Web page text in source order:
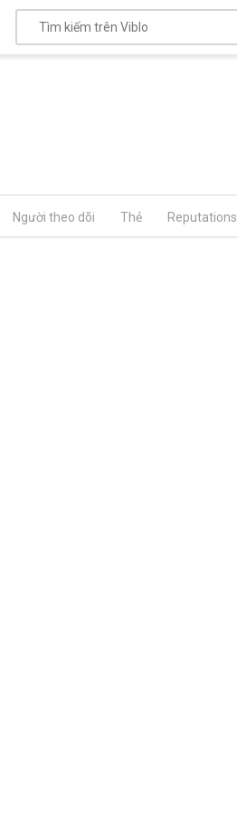
Người theo dõi Thẻ Reputations